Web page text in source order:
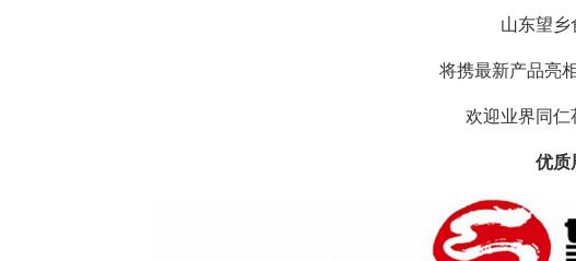
山东望乡
将携最新产品亮
欢迎业界同仁
优质